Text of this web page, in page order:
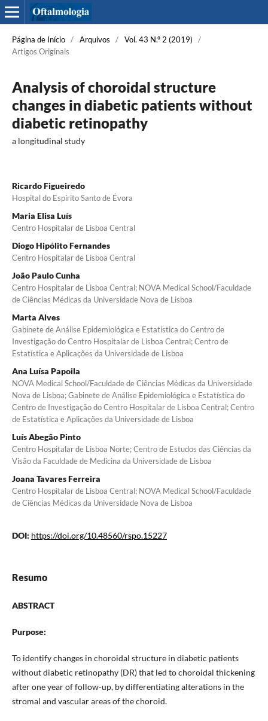
Página de Início / Arquivos / Vol. 43 N.º 2 (2019)
/
Artigos Originais
Analysis of choroidal structure
changes in diabetic patients without
diabetic retinopathy
a longitudinal study
Ricardo Figueiredo
Hospital do Espírito Santo de Évora
Maria Elisa Luís
Centro Hospitalar de Lisboa Central
Diogo Hipólito Fernandes
Centro Hospitalar de Lisboa Central
João Paulo Cunha
Centro Hospitalar de Lisboa Central; NOVA Medical School/Faculdade
de Ciências Médicas da Universidade Nova de Lisboa
Marta Alves
Gabinete de Análise Epidemiológica e Estatística do Centro de
Investigação do Centro Hospitalar de Lisboa Central; Centro de
Estatística e Aplicações da Universidade de Lisboa
Ana Luísa Papoila
NOVA Medical School/Faculdade de Ciências Médicas da Universidade
Nova de Lisboa; Gabinete de Análise Epidemiológica e Estatística do
Centro de Investigação do Centro Hospitalar de Lisboa Central; Centro
de Estatística e Aplicações da Universidade de Lisboa
Luís Abegão Pinto
Centro Hospitalar de Lisboa Norte; Centro de Estudos das Ciências da
Visão da Faculdade de Medicina da Universidade de Lisboa
Joana Tavares Ferreira
Centro Hospitalar de Lisboa Central; NOVA Medical School/Faculdade
de Ciências Médicas da Universidade Nova de Lisboa
DOI: https://doi.org/10.48560/rspo.15227
Resumo
ABSTRACT
Purpose:
To identify changes in choroidal structure in diabetic patients
without diabetic retinopathy (DR) that led to choroidal thickening
after one year of follow-up, by differentiating alterations in the
stromal and vascular areas of the choroid.